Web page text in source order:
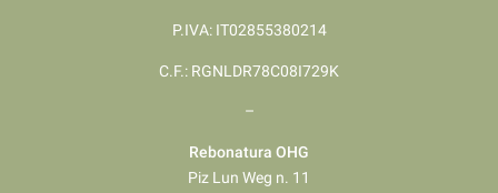
P.IVA: IT02855380214
C.F.: RGNLDR78C08I729K
–
Rebonatura OHG
Piz Lun Weg n. 11